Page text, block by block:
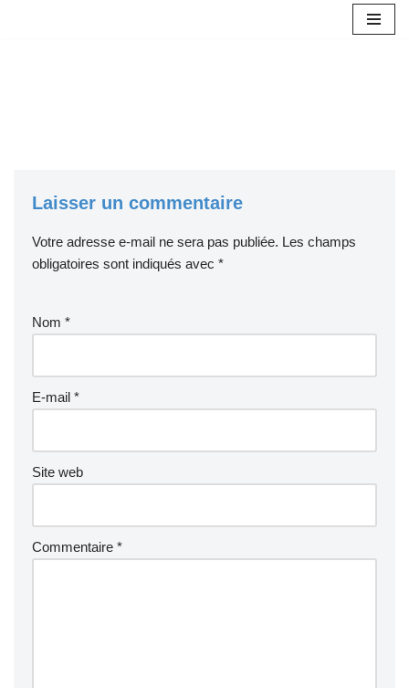
Laisser un commentaire
Votre adresse e-mail ne sera pas publiée. Les champs
obligatoires sont indiqués avec *
Nom *
E-mail *
Site web
Commentaire *